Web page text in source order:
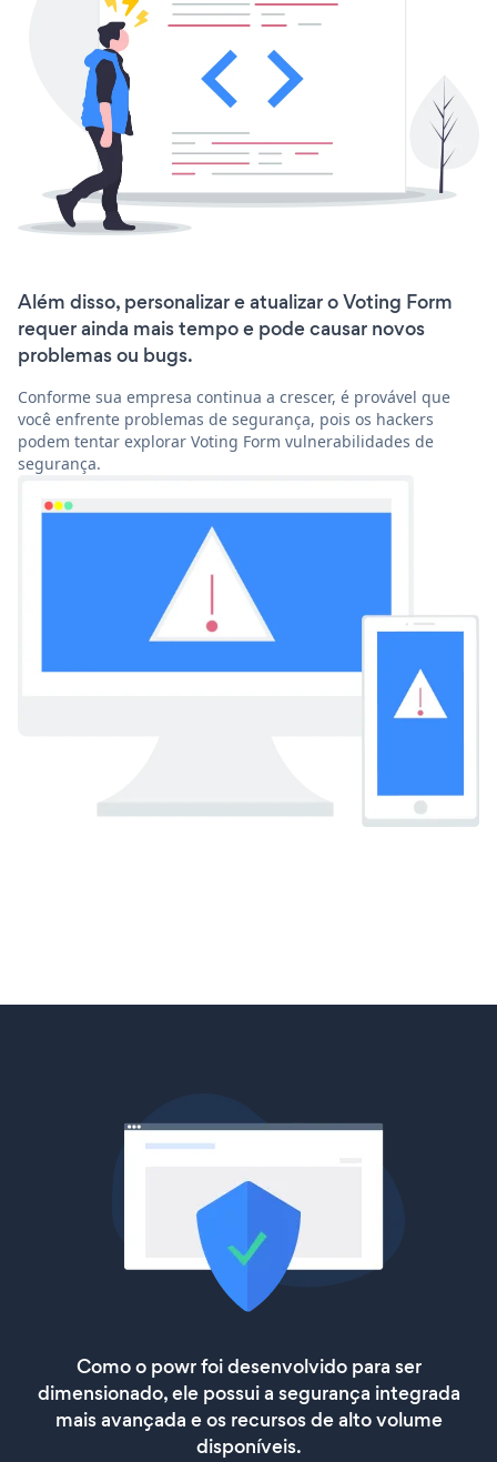
Além disso, personalizar e atualizar o Voting Form
requer ainda mais tempo e pode causar novos
problemas ou bugs.
Conforme sua empresa continua a crescer, é provável que
você enfrente problemas de segurança, pois os hackers
podem tentar explorar Voting Form vulnerabilidades de
segurança.
Como o powr foi desenvolvido para ser
dimensionado, ele possui a segurança integrada
mais avançada e os recursos de alto volume
disponíveis.